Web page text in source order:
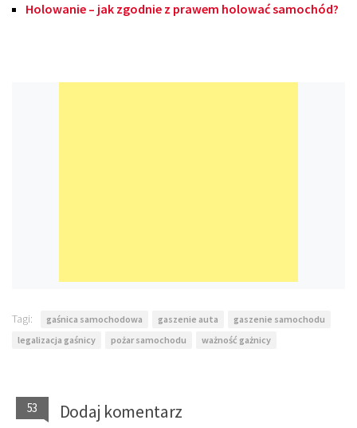
Holowanie – jak zgodnie z prawem holować samochód?
Tagi: gaśnica samochodowa gaszenie auta
gaszenie samochodu
legalizacja gaśnicy
pożar samochodu ważność gażnicy
53 Dodaj komentarz